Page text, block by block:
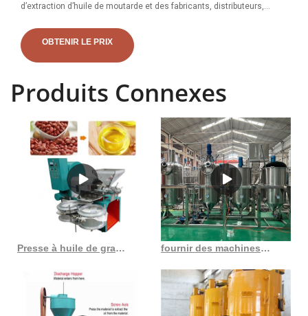
d’extraction d’huile de moutarde et des fabricants, distributeurs,
existe 39 OEM, 46 ODM, 12 auto-brevets. Trouvez des fournisseurs
d’usines d’extrait d’huile de moutarde de haute qualité sur Alibaba.
OBTENIR LE PRIX
Produits Connexes
Presse à huile de graines de tournesol à vendre au Maroc fournir des machines de presse à huile comestible machine de presse à huile automatique